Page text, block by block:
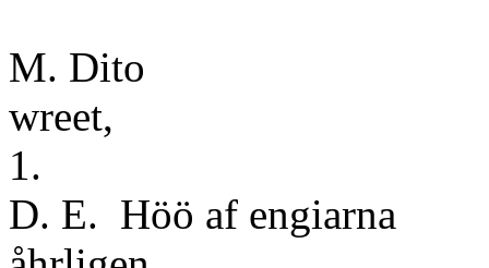
M. Dito
1.
D. E. Höö af engiarna